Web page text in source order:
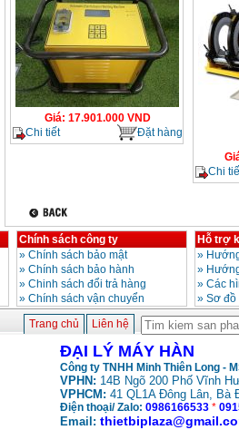
Giá: 17.901.000 VND
Chi tiết
Đặt hàng
Chi
Chính sách công ty
» Chính sách bảo mật
» Chính sách bảo hành
» Chinh sách đổi trả hàng
» Chính sách vận chuyển
Hỗ trợ
»
»
» Các
» Sơ
Trang chủ Liên hệ
ĐẠI LÝ MÁY HÀN
Công ty TNHH Minh Thiên Long -
VPHN: 14B Ngõ 200 Phố Vĩnh
VPHCM: 41 QL1A Đông Lân, Bà
Điện thoại/ Zalo: 0986166533 *
Email: